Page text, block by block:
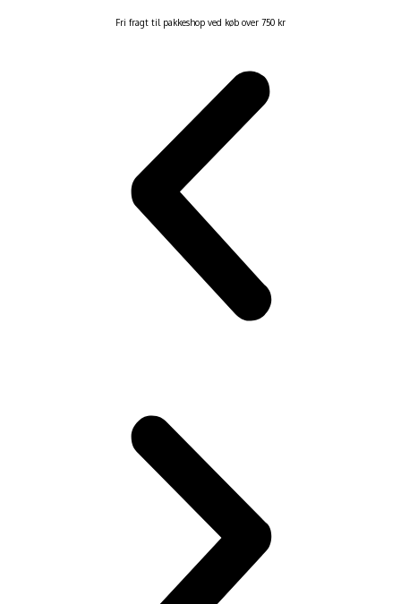
Fri fragt til pakkeshop ved køb over 750 kr